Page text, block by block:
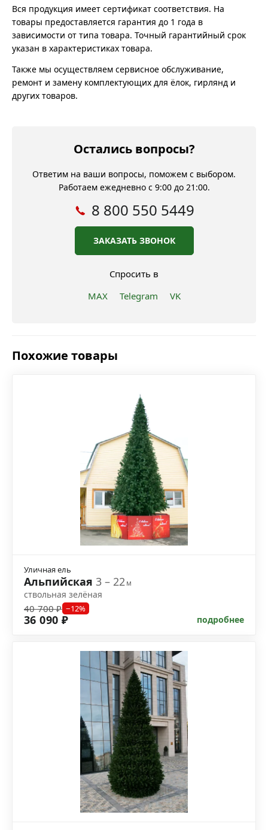
Вся продукция имеет сертификат соответствия. На
товары предоставляется гарантия до 1 года в
зависимости от типа товара. Точный гарантийный срок
указан в характеристиках товара.
Также мы осуществляем сервисное обслуживание,
ремонт и замену комплектующих для ёлок, гирлянд и
других товаров.
Остались вопросы?
Ответим на ваши вопросы, поможем с выбором.
Работаем ежедневно с 9:00 до 21:00.
8 800 550 5449
ЗАКАЗАТЬ ЗВОНОК
Спросить в
MAX
Telegram VK
Похожие товары
Уличная ель
Альпийская 3 – 22м
ствольная зелёная
40 700 ₽ −12%
36 090 ₽ подробнее